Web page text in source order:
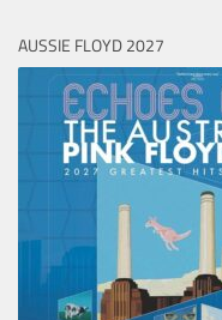
AUSSIE FLOYD 2027